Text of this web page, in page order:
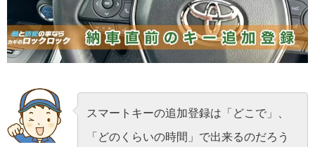
スマートキーの追加登録は「どこで」、
「どのくらいの時間」で出来るのだろう